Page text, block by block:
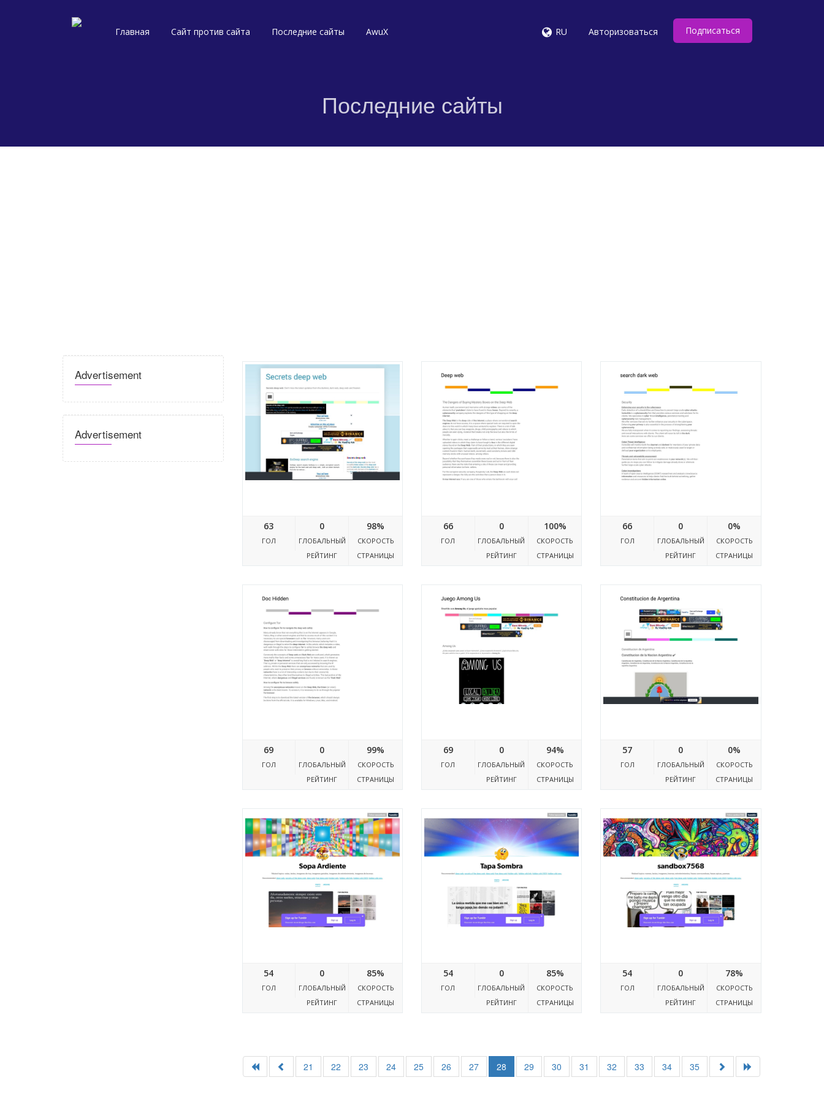
Главная Сайт против сайта Последние сайты AwuX RU Авторизоваться Подписаться
Последние сайты
Advertisement
Advertisement
63
ГОЛ
0
ГЛОБАЛЬНЫЙ
РЕЙТИНГ
98%
СКОРОСТЬ
СТРАНИЦЫ
66
ГОЛ
0
ГЛОБАЛЬНЫЙ
РЕЙТИНГ
100%
СКОРОСТЬ
СТРАНИЦЫ
66
ГОЛ
0
ГЛОБАЛЬНЫЙ
РЕЙТИНГ
0%
СКОРОСТЬ
СТРАНИЦЫ
69
ГОЛ
0
ГЛОБАЛЬНЫЙ
РЕЙТИНГ
99%
СКОРОСТЬ
СТРАНИЦЫ
69
ГОЛ
0
ГЛОБАЛЬНЫЙ
РЕЙТИНГ
94%
СКОРОСТЬ
СТРАНИЦЫ
57
ГОЛ
0
ГЛОБАЛЬНЫЙ
РЕЙТИНГ
0%
СКОРОСТЬ
СТРАНИЦЫ
54
ГОЛ
0
ГЛОБАЛЬНЫЙ
РЕЙТИНГ
85%
СКОРОСТЬ
СТРАНИЦЫ
54
ГОЛ
0
ГЛОБАЛЬНЫЙ
РЕЙТИНГ
85%
СКОРОСТЬ
СТРАНИЦЫ
54
ГОЛ
0
ГЛОБАЛЬНЫЙ
РЕЙТИНГ
78%
СКОРОСТЬ
СТРАНИЦЫ
21 22 23 24 25 26 27 28 29 30 31 32 33 34 35